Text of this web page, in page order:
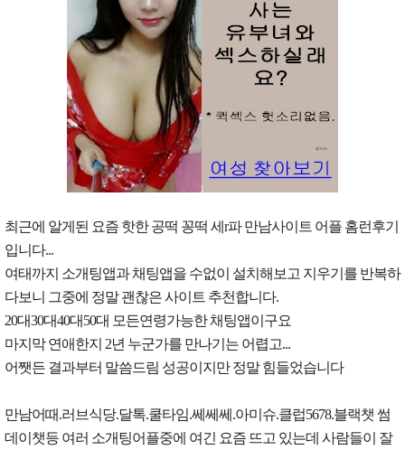
최근에 알게된 요즘 핫한 공떡 꽁떡 세r파 만남사이트 어플 홈런후기
입니다...
여태까지 소개팅앱과 채팅앱을 수없이 설치해보고 지우기를 반복하
다보니 그중에 정말 괜찮은 사이트 추천합니다.
20대30대40대50대 모든연령가능한 채팅앱이구요
마지막 연애한지 2년 누군가를 만나기는 어렵고...
어쨋든 결과부터 말씀드림 성공이지만 정말 힘들었습니다
만남어때.러브식당.달톡.쿨타임.쎄쎄쎄.아미슈.클럽5678.블랙챗 썸
데이챗등 여러 소개팅어플중에 여긴 요즘 뜨고 있는데 사람들이 잘